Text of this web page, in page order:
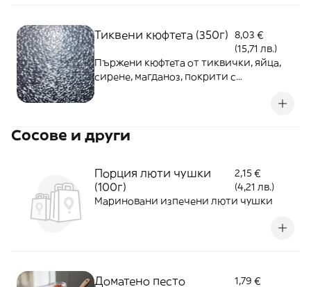
Тиквени кюфтета (350г) 8,03 €
(15,71 лв.)
Пържени кюфтета от тиквички, яйца,
сирене, магданоз, покрити с
Сосове и други
Порция люти чушки
(100г)
2,15 €
(4,21 лв.)
Мариновани изпечени люти чушки
Доматено песто 1,79 €